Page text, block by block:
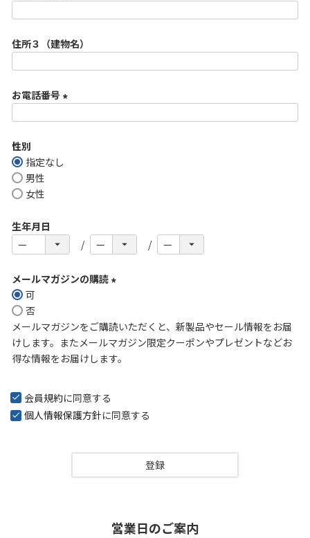
須
住所３（建物名）
お電話番号
)
性別
指定なし
男性
女性
生年月日
メールマガジンの購読
須
)
可
否
メールマガジンをご購読いただくと、新製品やセール情報をお届
けします。またメールマガジン限定クーポンやプレゼントなどお
得な情報をお届けします。
会員規約に同意する
個人情報保護方針に同意する
登録
営業日のご案内